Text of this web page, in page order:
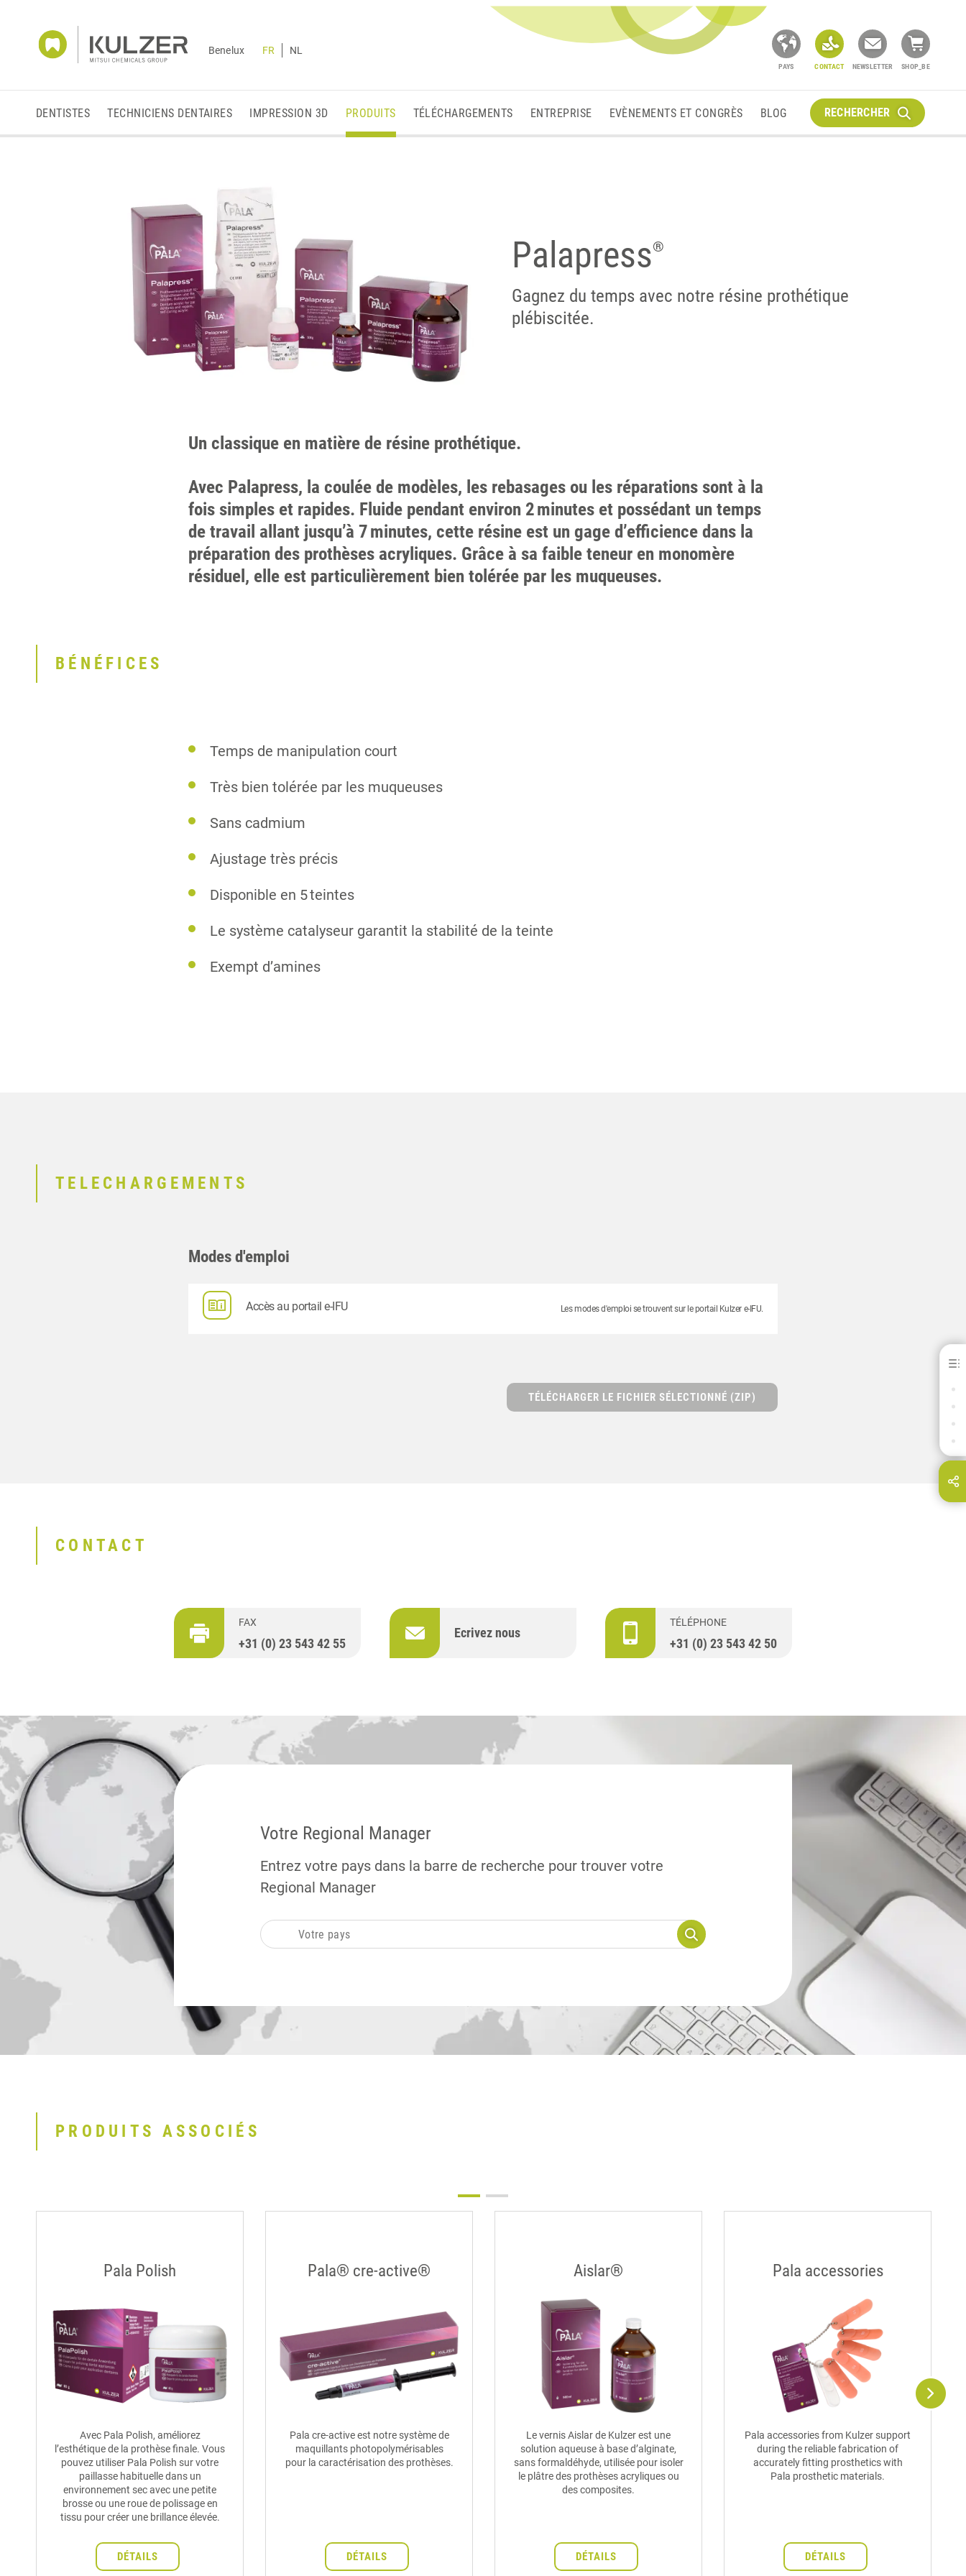
Benelux FR NL
PAYS CONTACT NEWSLETTER SHOP_BE
DENTISTES TECHNICIENS DENTAIRES IMPRESSION 3D PRODUITS TÉLÉCHARGEMENTS ENTREPRISE EVÈNEMENTS ET CONGRÈS BLOG RECHERCHER
Palapress®
Gagnez du temps avec notre résine prothétique
plébiscitée.
Un classique en matière de résine prothétique.
Avec Palapress, la coulée de modèles, les rebasages ou les réparations sont à la
fois simples et rapides. Fluide pendant environ 2 minutes et possédant un temps
de travail allant jusqu’à 7 minutes, cette résine est un gage d’efficience dans la
préparation des prothèses acryliques. Grâce à sa faible teneur en monomère
résiduel, elle est particulièrement bien tolérée par les muqueuses.
BÉNÉFICES
Temps de manipulation court
Très bien tolérée par les muqueuses
Sans cadmium
Ajustage très précis
Disponible en 5 teintes
Le système catalyseur garantit la stabilité de la teinte
Exempt d’amines
TELECHARGEMENTS
Modes d'emploi
Accès au portail e-IFU Les modes d'emploi se trouvent sur le portail Kulzer e-IFU.
TÉLÉCHARGER LE FICHIER SÉLECTIONNÉ (ZIP)
CONTACT
FAX
+31 (0) 23 543 42 55
Ecrivez nous
TÉLÉPHONE
+31 (0) 23 543 42 50
Votre Regional Manager
Entrez votre pays dans la barre de recherche pour trouver votre
Regional Manager
PRODUITS ASSOCIÉS
Pala Polish
Avec Pala Polish, améliorez
l’esthétique de la prothèse finale. Vous
pouvez utiliser Pala Polish sur votre
paillasse habituelle dans un
environnement sec avec une petite
brosse ou une roue de polissage en
tissu pour créer une brillance élevée.
DÉTAILS
Pala® cre-active®
Pala cre-active est notre système de
maquillants photopolymérisables
pour la caractérisation des prothèses.
DÉTAILS
Aislar®
Le vernis Aislar de Kulzer est une
solution aqueuse à base d’alginate,
sans formaldéhyde, utilisée pour isoler
le plâtre des prothèses acryliques ou
des composites.
DÉTAILS
Pala accessories
Pala accessories from Kulzer support
during the reliable fabrication of
accurately fitting prosthetics with
Pala prosthetic materials.
DÉTAILS